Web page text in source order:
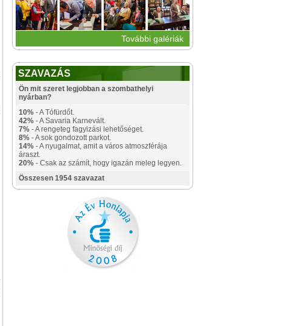
További galériák
SZAVAZÁS
Ön mit szeret legjobban a szombathelyi
nyárban?
10% - A Tófürdőt.
42% - A Savaria Karnevált.
7% - A rengeteg fagyizási lehetőséget.
8% - A sok gondozott parkot.
14% - A nyugalmat, amit a város atmoszférája
áraszt.
20% - Csak az számít, hogy igazán meleg legyen.
Összesen 1954 szavazat